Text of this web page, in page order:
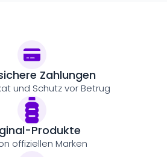
Zahlungen
und Schutz vor Betrug
Produkte
offiziellen Marken